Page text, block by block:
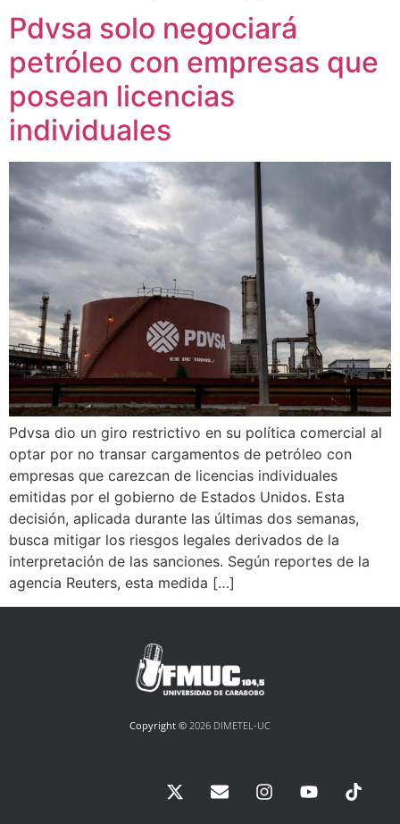
Pdvsa solo negociará
petróleo con empresas que
posean licencias
individuales
Pdvsa dio un giro restrictivo en su política comercial al
optar por no transar cargamentos de petróleo con
empresas que carezcan de licencias individuales
emitidas por el gobierno de Estados Unidos. Esta
decisión, aplicada durante las últimas dos semanas,
busca mitigar los riesgos legales derivados de la
interpretación de las sanciones. Según reportes de la
agencia Reuters, esta medida […]
Copyright © 2026 DIMETEL-UC